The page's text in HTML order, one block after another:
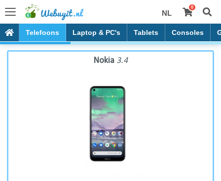
NL
0
Telefoons Laptop & PC's Tablets Consoles
Nokia 3.4
Nokia 3.4